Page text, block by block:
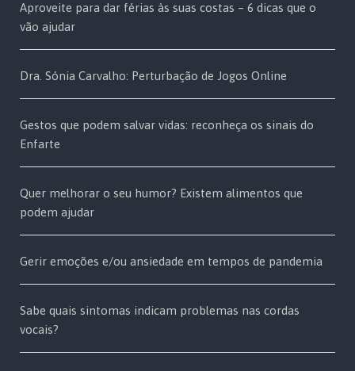
Aproveite para dar férias às suas costas – 6 dicas que o
vão ajudar
Dra. Sónia Carvalho: Perturbação de Jogos Online
Gestos que podem salvar vidas: reconheça os sinais do
Enfarte
Quer melhorar o seu humor? Existem alimentos que
podem ajudar
Gerir emoções e/ou ansiedade em tempos de pandemia
Sabe quais sintomas indicam problemas nas cordas
vocais?